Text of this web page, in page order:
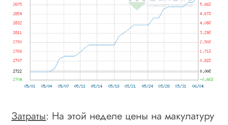
Затраты: На этой неделе цены на макулатуру